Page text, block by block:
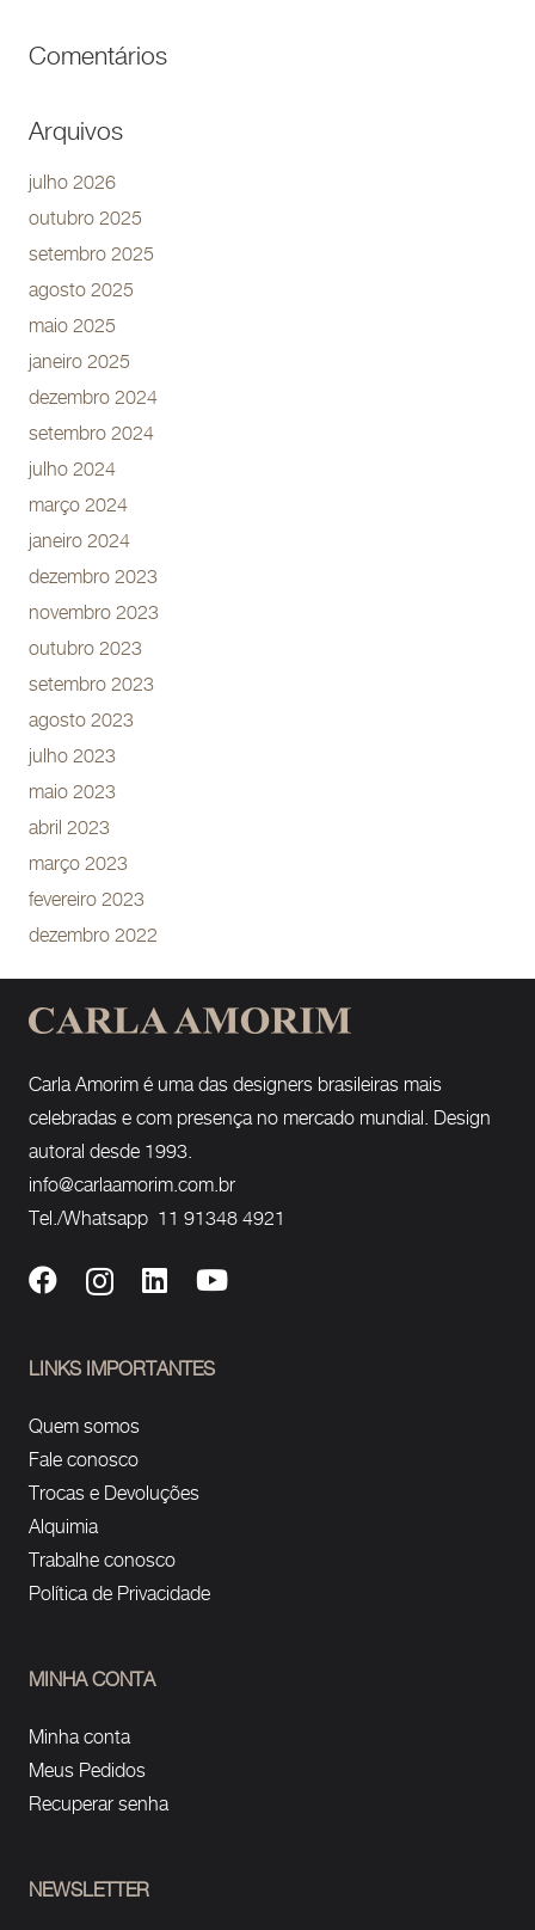
Comentários
Arquivos
julho 2026
outubro 2025
setembro 2025
agosto 2025
maio 2025
janeiro 2025
dezembro 2024
setembro 2024
julho 2024
março 2024
janeiro 2024
dezembro 2023
novembro 2023
outubro 2023
setembro 2023
agosto 2023
julho 2023
maio 2023
abril 2023
março 2023
fevereiro 2023
dezembro 2022
Carla Amorim é uma das designers brasileiras mais
celebradas e com presença no mercado mundial. Design
autoral desde 1993.
info@carlaamorim.com.br
Tel./Whatsapp 11 91348 4921
LINKS IMPORTANTES
Quem somos
Fale conosco
Trocas e Devoluções
Alquimia
Trabalhe conosco
Política de Privacidade
MINHA CONTA
Minha conta
Meus Pedidos
Recuperar senha
NEWSLETTER